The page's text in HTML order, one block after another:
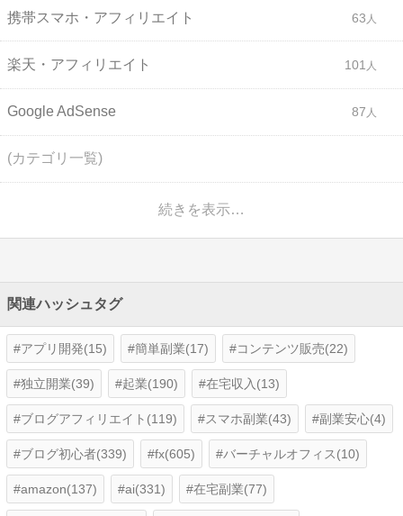
携帯スマホ・アフィリエイト 63
楽天・アフィリエイト 101
Google AdSense 87
(カテゴリ一覧)
続きを表示…
関連ハッシュタグ
アプリ開発(15) 簡単副業(17) コンテンツ販売(22)
独立開業(39) 起業(190) 在宅収入(13)
ブログアフィリエイト(119) スマホ副業(43) 副業安心(4)
ブログ初心者(339) fx(605) バーチャルオフィス(10)
amazon(137) ai(331) 在宅副業(77)